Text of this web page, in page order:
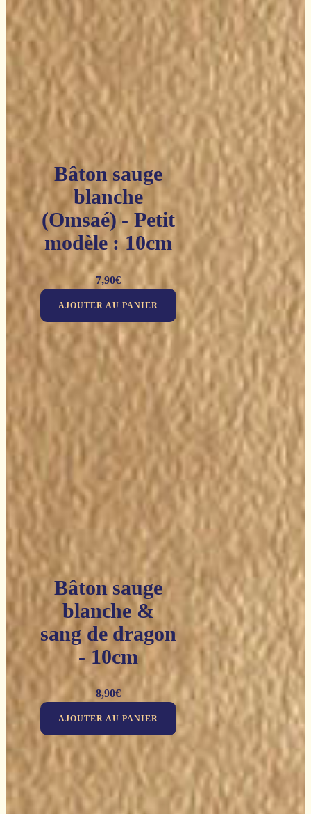
Bâton sauge
blanche
(Omsaé) - Petit
modèle : 10cm
7,90€
AJOUTER AU PANIER
Bâton sauge
blanche &
sang de dragon
- 10cm
8,90€
AJOUTER AU PANIER